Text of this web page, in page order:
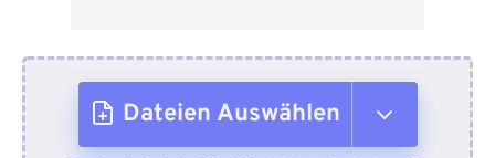
Dateien Auswählen